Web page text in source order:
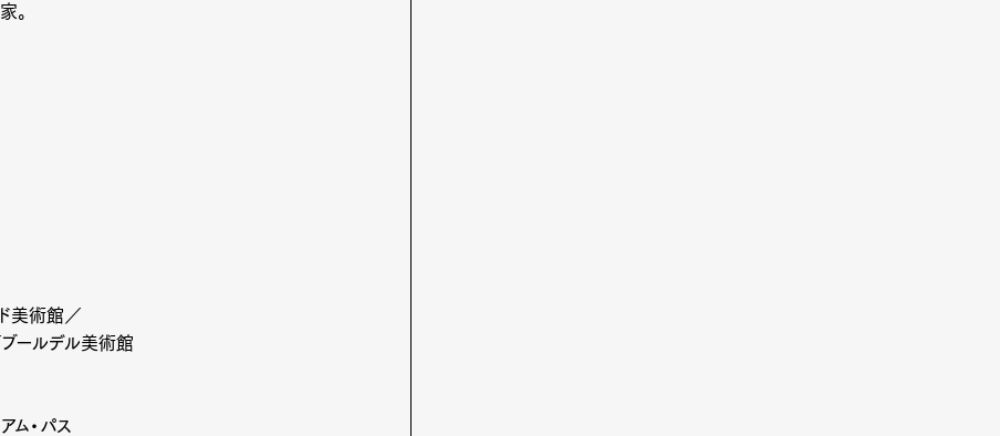
。
ド美術館／
ブールデル美術館
ム・パス